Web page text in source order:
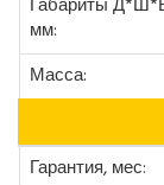
Габариты
мм:
Масса:
Гарантия, мес: